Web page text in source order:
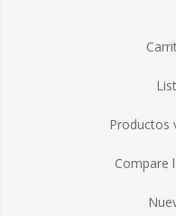
Productos
Compare